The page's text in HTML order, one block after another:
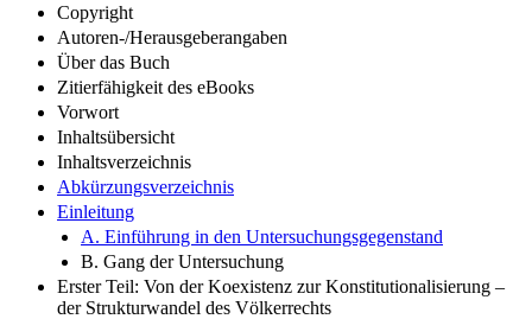
Copyright
Autoren-/Herausgeberangaben
Über das Buch
Zitierfähigkeit des eBooks
Vorwort
Inhaltsübersicht
Inhaltsverzeichnis
Abkürzungsverzeichnis
Einleitung
A. Einführung in den Untersuchungsgegenstand
B. Gang der Untersuchung
Erster Teil: Von der Koexistenz zur Konstitutionalisierung –
der Strukturwandel des Völkerrechts